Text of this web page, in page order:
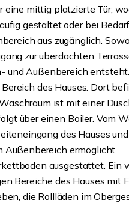
mittig platzierte Tür,
gestaltet oder bei
aus zugänglich.
zur überdachten
und Außenbereich entsteht.
des Hauses. Dort
ist mit einer
über einen Boiler. Vom
des Hauses
Außenbereich ermöglicht.
ausgestattet. Ein
Bereiche des Hauses mit
die Rollläden im